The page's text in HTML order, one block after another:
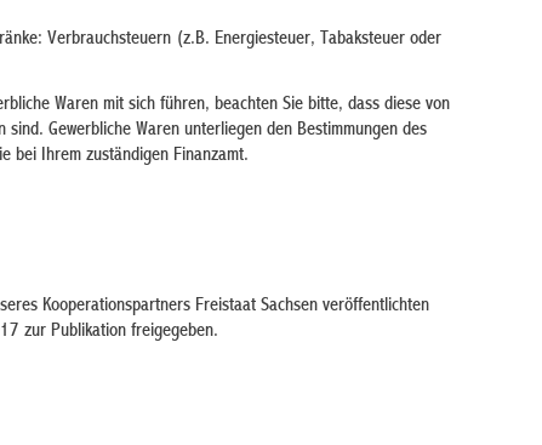
Verbrauchsteuern (z.B. Energiesteuer, Tabaksteuer oder
Waren mit sich führen, beachten Sie bitte, dass diese von
Gewerbliche Waren unterliegen den Bestimmungen des
bei Ihrem zuständigen Finanzamt.
Kooperationspartners Freistaat Sachsen veröffentlichten
zur Publikation freigegeben.